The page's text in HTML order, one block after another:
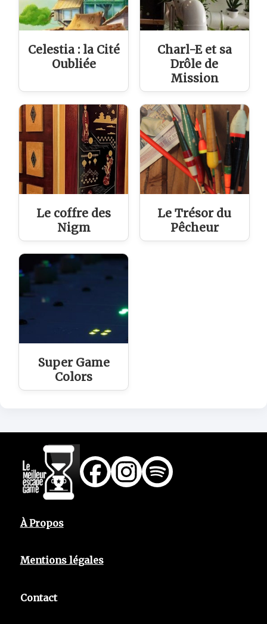
Celestia : la Cité
Oubliée
Charl-E et sa
Drôle de
Mission
Le coffre des
Nigm
Le Trésor du
Pêcheur
Super Game
Colors
À Propos
Mentions légales
Contact